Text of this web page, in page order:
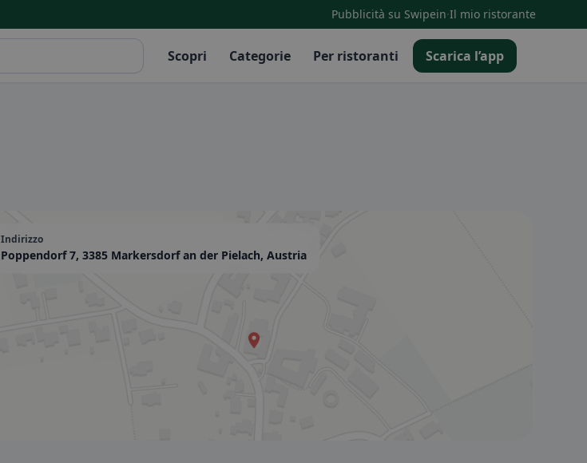
Pubblicità su Swipein·Il mio ristorante
Scopri Categorie Per ristoranti Scarica l’app
Indirizzo
Poppendorf 7, 3385 Markersdorf an der Pielach, Austria